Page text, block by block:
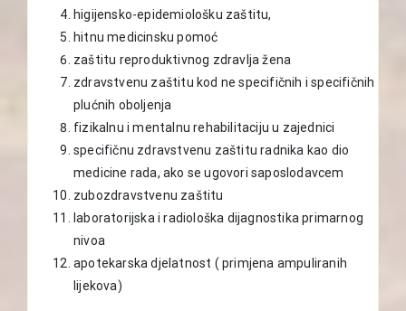
higijensko-epidemiološku zaštitu,
hitnu medicinsku pomoć
zaštitu reproduktivnog zdravlja žena
zdravstvenu zaštitu kod ne specifičnih i specifičnih
plućnih oboljenja
fizikalnu i mentalnu rehabilitaciju u zajednici
specifičnu zdravstvenu zaštitu radnika kao dio
medicine rada, ako se ugovori saposlodavcem
zubozdravstvenu zaštitu
laboratorijska i radiološka dijagnostika primarnog
nivoa
apotekarska djelatnost ( primjena ampuliranih
lijekova)